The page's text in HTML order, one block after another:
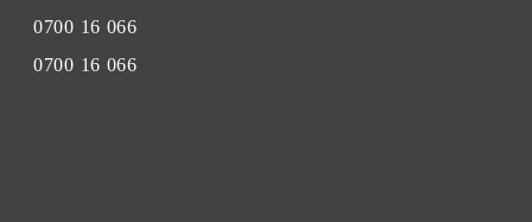
0700 16 066
0700 16 066